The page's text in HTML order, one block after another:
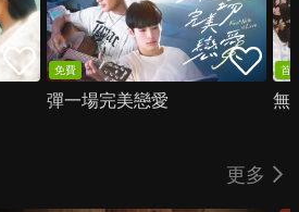
免費
彈一場完美戀愛
首
無
更多